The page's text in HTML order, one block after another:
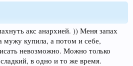
акс анархией. )) Меня запах
мужу купила, а потом и себе,
невозможно. Можно только
в одно и то же время.